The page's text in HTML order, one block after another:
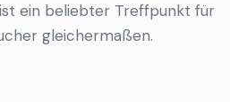
ein beliebter Treffpunkt für
gleichermaßen.